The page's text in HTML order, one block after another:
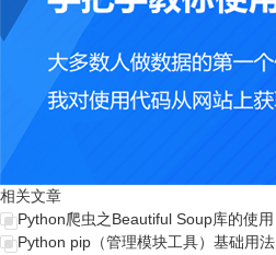
相关文章
Python爬虫之Beautiful Soup库的使用
Python pip（管理模块工具）基础用法